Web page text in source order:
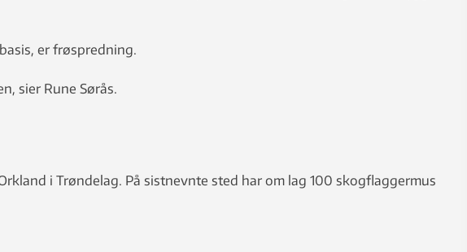
er frøspredning.
sier Rune Sørås.
i Trøndelag. På sistnevnte sted har om lag 100 skogflaggermus